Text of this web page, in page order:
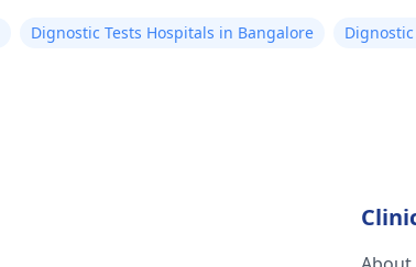
Dignostic Tests Hospitals in Bangalore